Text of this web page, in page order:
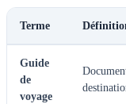
Terme
Guide
de
voyage